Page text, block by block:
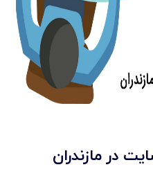
در مازندران